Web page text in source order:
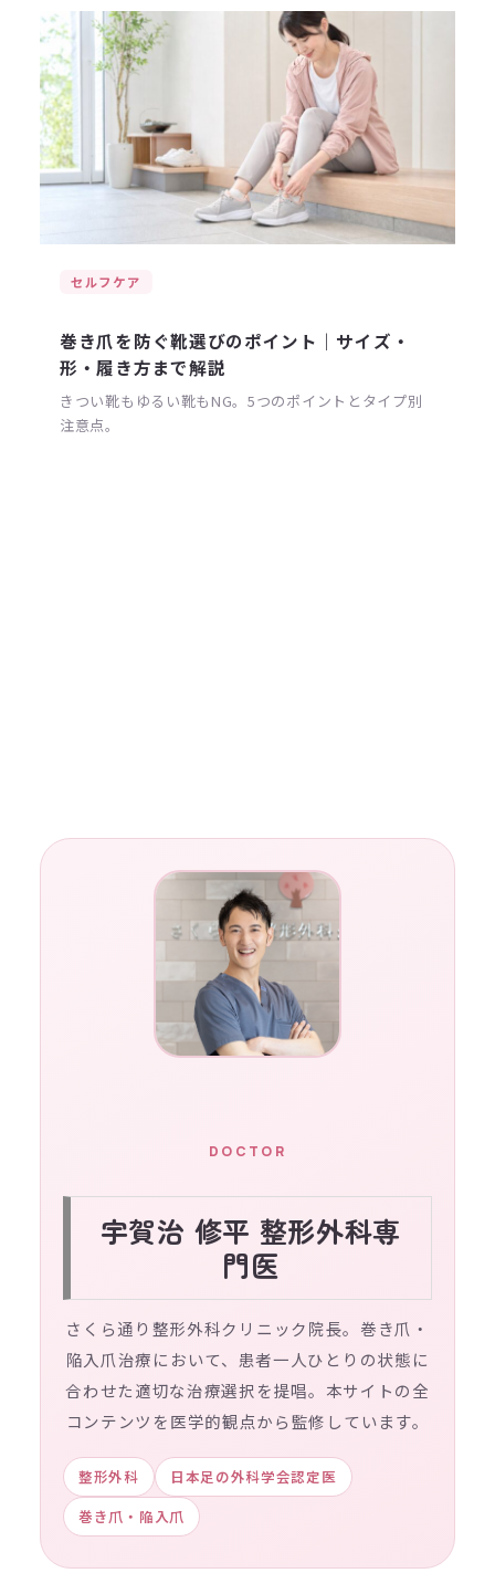
セルフケア
巻き爪を防ぐ靴選びのポイント｜サイズ・
形・履き方まで解説
きつい靴もゆるい靴もNG。5つのポイントとタイプ別
注意点。
DOCTOR
宇賀治 修平 整形外科専
門医
さくら通り整形外科クリニック院長。巻き爪・
陥入爪治療において、患者一人ひとりの状態に
合わせた適切な治療選択を提唱。本サイトの全
コンテンツを医学的観点から監修しています。
整形外科
日本足の外科学会認定医
巻き爪・陥入爪